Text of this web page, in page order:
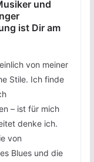
und
ist Dir am
von meiner
Stile. Ich finde
– ist für mich
denke ich.
von
Blues und die